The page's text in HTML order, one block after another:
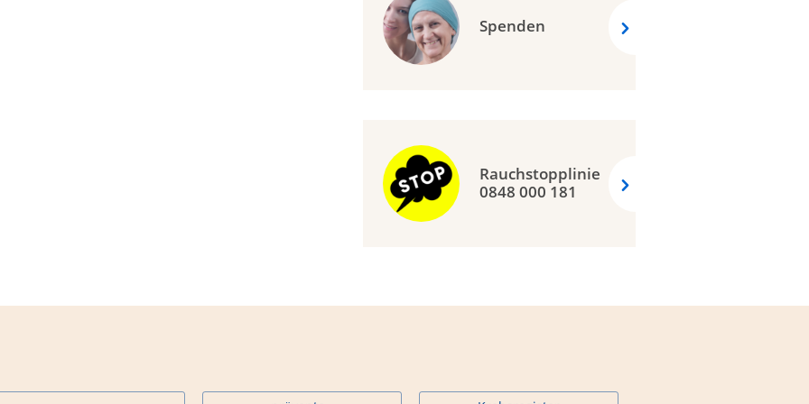
Spenden
Rauchstopplinie
0848 000 181